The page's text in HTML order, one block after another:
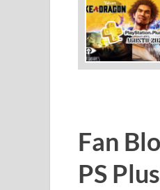
Fan
PS